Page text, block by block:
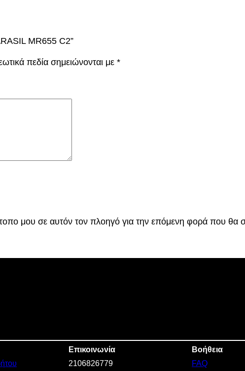
MR655 C2”
πεδία σημειώνονται με *
μου σε αυτόν τον πλοηγό για την επόμενη φορά που θα
Επικοινωνία
2106826779
Βοήθεια
FAQ